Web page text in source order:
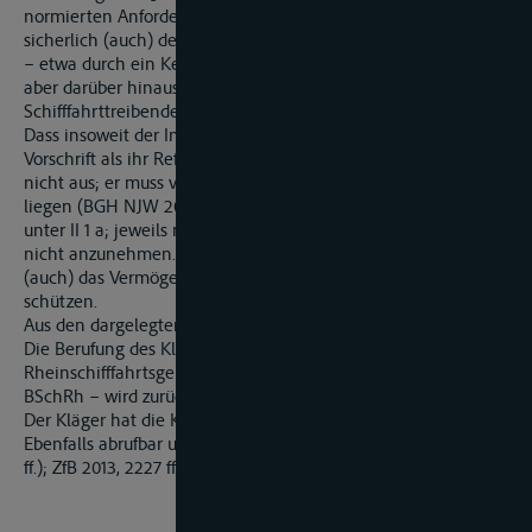
normierten Anforderungen an die Beladung bezwecken
sicherlich (auch) den Schutz des Schiffsverkehrs vor Havarien
– etwa durch ein Kentern – infolge falscher Beladung. Dass
aber darüber hinaus auch der Schutz des Vermögens anderer
Schifffahrttreibender bezweckt wäre, ist nicht zu erkennen.
Dass insoweit der Individualschutz durch Befolgung der
Vorschrift als ihr Reflex objektiv erreicht werden kann, reicht
nicht aus; er muss vielmehr im Aufgabenbereich der Norm
liegen (BGH NJW 2004, 356 unter II 2 a aa; VersR 2005, 515
unter II 1 a; jeweils m. w. N.). Das ist bei § 1.07 RheinSchPV
nicht anzunehmen. Die Norm ist nicht geschaffen worden, um
(auch) das Vermögen der Teilnehmer am Schiffsverkehr zu
schützen.
Aus den dargelegten Gründen wird daher für Recht erkannt:
Die Berufung des Klägers gegen das Urteil des Amtsgerichts –
Rheinschifffahrtsgerichts – St. Goar vom 6.10.2011 – 4 C 4/11
BSchRh – wird zurückgewiesen.
Der Kläger hat die Kosten des Berufungsverfahrens zu tragen.
Ebenfalls abrufbar unter ZfB 2013 - Nr.4 (Sammlung Seite 2227
ff.); ZfB 2013, 2227 ff.